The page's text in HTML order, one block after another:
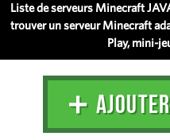
Liste de serveurs Minecraft
trouver un serveur Minecraft
Play, mini-
➕